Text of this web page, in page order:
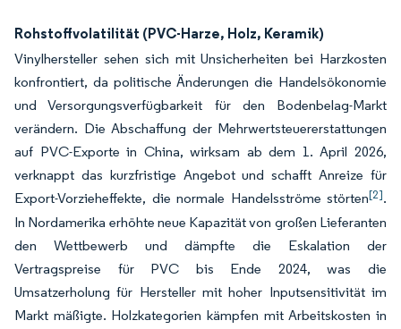
Rohstoffvolatilität (PVC-Harze, Holz, Keramik)
Vinylhersteller sehen sich mit Unsicherheiten bei Harzkosten
konfrontiert, da politische Änderungen die Handelsökonomie
und Versorgungsverfügbarkeit für den Bodenbelag-Markt
verändern. Die Abschaffung der Mehrwertsteuererstattungen
auf PVC-Exporte in China, wirksam ab dem 1. April 2026,
verknappt das kurzfristige Angebot und schafft Anreize für
Export-Vorzieheffekte, die normale Handelsströme störten[2].
In Nordamerika erhöhte neue Kapazität von großen Lieferanten
den Wettbewerb und dämpfte die Eskalation der
Vertragspreise für PVC bis Ende 2024, was die
Umsatzerholung für Hersteller mit hoher Inputsensitivität im
Markt mäßigte. Holzkategorien kämpfen mit Arbeitskosten in